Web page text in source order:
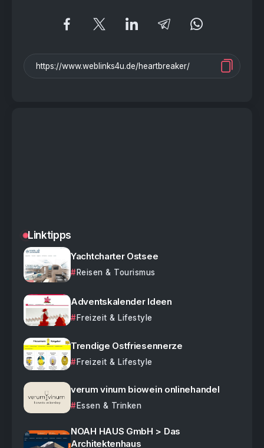
Linktipps
Yachtcharter Ostsee
Reisen & Tourismus
Adventskalender Ideen
Freizeit & Lifestyle
Trendige Ostfriesennerze
Freizeit & Lifestyle
verum vinum biowein onlinehandel
Essen & Trinken
NOAH HAUS GmbH > Das
Architektenhaus